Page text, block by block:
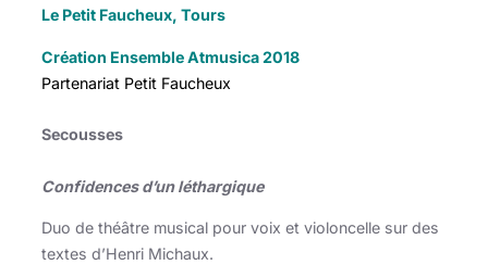
Le Petit Faucheux, Tours
Création Ensemble Atmusica 2018
Partenariat Petit Faucheux
Secousses
Confidences d’un léthargique
Duo de théâtre musical pour voix et violoncelle sur des
textes d’Henri Michaux.